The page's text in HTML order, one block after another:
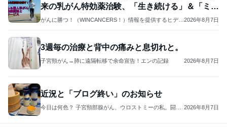
来の乳がん特効薬治験、「生き続ける」＆「ミ
ニ！」
がんに勝つ！（WINCANCERS！）情報を提供するヒデさ 2026年8月7日
3週毎の治療と背中の痛みと息切れと。
子宮頸がん→肺に遠隔転移で余命宣告！エンの記録 2026年8月7日
近況と「ブログ終い」のお知らせ
今日は何色？ 子宮頸部腺がん、ウロストミーの私。闘病
2026年8月7日